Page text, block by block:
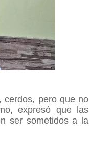
cerdos, pero que no
expresó que las
ser sometidos a la